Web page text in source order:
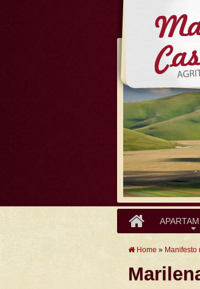
Home » Manifesto